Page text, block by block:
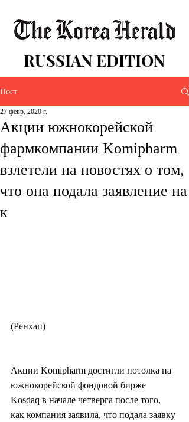
RUSSIAN EDITION
Пост
Акции южнокорейской
фармкомпании Komipharm
взлетели на новостях о том,
что она подала заявление на
к
27 февр. 2020 г.
(Ренхап)
Акции Komipharm достигли потолка на
южнокорейской фондовой бирже
Kosdaq в начале четверга после того,
как компания заявила, что подала заявку